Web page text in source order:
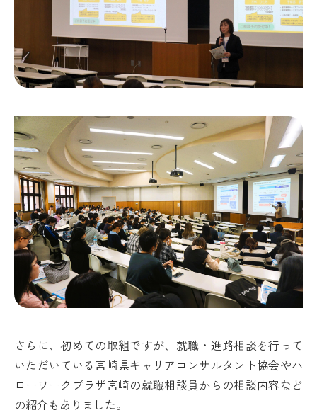
さらに、初めての取組ですが、就職・進路相談を行って
いただいている宮崎県キャリアコンサルタント協会やハ
ローワークプラザ宮崎の就職相談員からの相談内容など
の紹介もありました。